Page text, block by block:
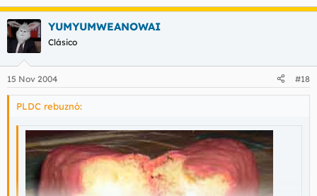
YUMYUMWEANOWAI
Clásico
15 Nov 2004 #18
PLDC rebuznó: